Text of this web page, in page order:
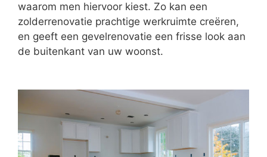
waarom men hiervoor kiest. Zo kan een
zolderrenovatie prachtige werkruimte creëren,
en geeft een gevelrenovatie een frisse look aan
de buitenkant van uw woonst.